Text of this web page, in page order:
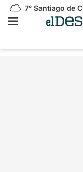
7° Santiago de